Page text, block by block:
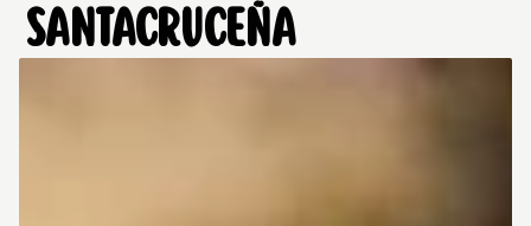
SANTACRUCEÑA